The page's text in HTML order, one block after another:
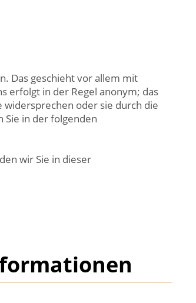
Das geschieht vor allem mit
erfolgt in der Regel anonym; das
widersprechen oder sie durch die
in der folgenden
wir Sie in dieser